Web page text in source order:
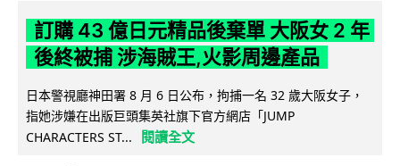
訂購 43 億日元精品後棄單 大阪女 2 年
後終被捕 涉海賊王,火影周邊產品
日本警視廳神田署 8 月 6 日公布，拘捕一名 32 歲大阪女子，
指她涉嫌在出版巨頭集英社旗下官方網店「JUMP
CHARACTERS ST...
閱讀全文